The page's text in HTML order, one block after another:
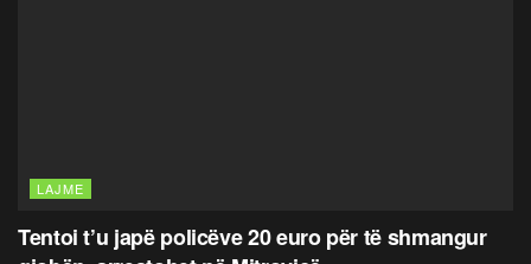
LAJME
Tentoi t’u japë policëve 20 euro për të shmangur